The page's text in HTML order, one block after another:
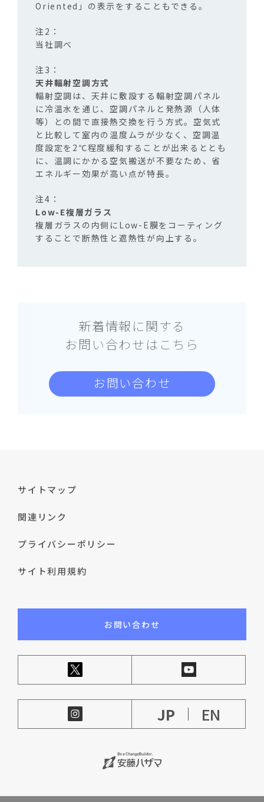
Oriented 」の表示をすることもできる。
当社調べ
天井輻射空調方式
輻射空調は、天井に敷設する輻射空調パネル
に冷温水を通じ、空調パネルと発熱源（人体
等）との間で直接熱交換を行う方式。空気式
と比較して室内の温度ムラが少なく、空調温
度設定を2℃程度緩和することが出来るととも
に、温調にかかる空気搬送が不要なため、省
エネルギー効果が高い点が特長。
Low-E複層ガラス
複層ガラスの内側に Low-E 膜をコーティング
することで断熱性と遮熱性が向上する。
新着情報に関する
お問い合わせはこちら
お問い合わせ
サイトマップ
関連リンク
プライバシーポリシー
サイト利用規約
お問い合わせ
JP EN